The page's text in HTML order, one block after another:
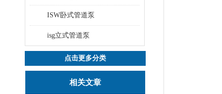
ISW卧式管道泵
isg立式管道泵
点击更多分类
相关文章